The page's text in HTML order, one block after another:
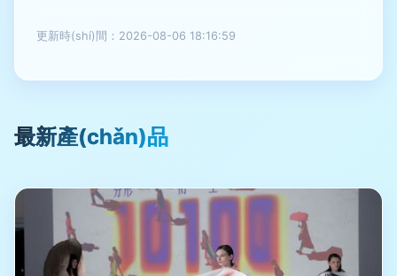
更新時(shí)間：2026-08-06 18:16:59
最新產(chǎn)品